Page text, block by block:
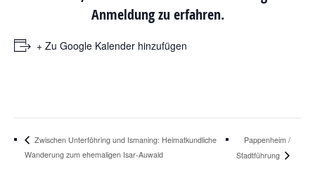
Anmeldung zu erfahren.
+ Zu Google Kalender hinzufügen
Zwischen Unterföhring und Ismaning: Heimatkundliche
Wanderung zum ehemaligen Isar-Auwald
Pappenheim /
Stadtführung